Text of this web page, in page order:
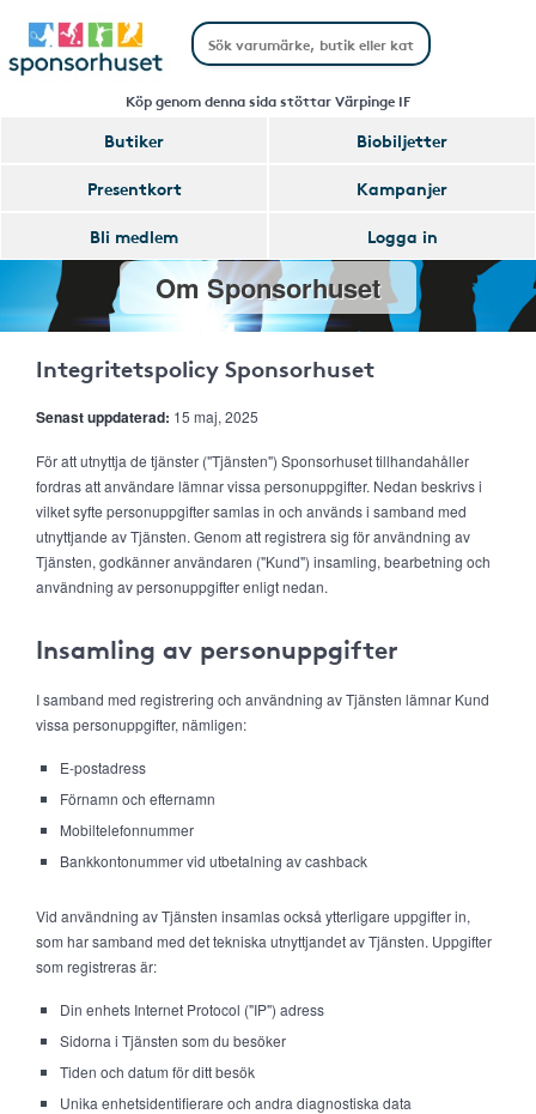
Köp genom denna sida stöttar Värpinge IF
Butiker
Biobiljetter
Presentkort
Kampanjer
Bli medlem
Logga in
Om Sponsorhuset
Integritetspolicy Sponsorhuset
Senast uppdaterad: 15 maj, 2025
För att utnyttja de tjänster ("Tjänsten") Sponsorhuset tillhandahåller
fordras att användare lämnar vissa personuppgifter. Nedan beskrivs i
vilket syfte personuppgifter samlas in och används i samband med
utnyttjande av Tjänsten. Genom att registrera sig för användning av
Tjänsten, godkänner användaren ("Kund") insamling, bearbetning och
användning av personuppgifter enligt nedan.
Insamling av personuppgifter
I samband med registrering och användning av Tjänsten lämnar Kund
vissa personuppgifter, nämligen:
E-postadress
Förnamn och efternamn
Mobiltelefonnummer
Bankkontonummer vid utbetalning av cashback
Vid användning av Tjänsten insamlas också ytterligare uppgifter in,
som har samband med det tekniska utnyttjandet av Tjänsten. Uppgifter
som registreras är:
Din enhets Internet Protocol ("IP") adress
Sidorna i Tjänsten som du besöker
Tiden och datum för ditt besök
Unika enhetsidentifierare och andra diagnostiska data